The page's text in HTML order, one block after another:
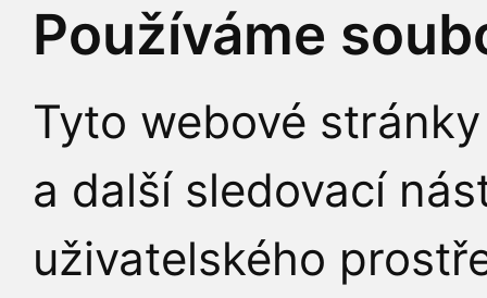
Používáme
Tyto webové
a další sledovací
uživatelského